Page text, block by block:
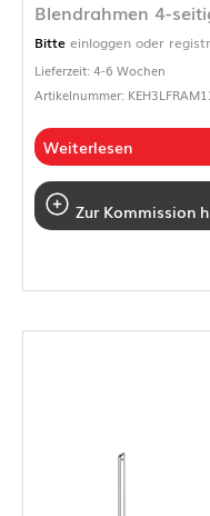
Blendrahmen 4-
Bitte einloggen oder
Lieferzeit: 4-6 Wochen
Artikelnummer:
Weiterlesen
Zur Kommission